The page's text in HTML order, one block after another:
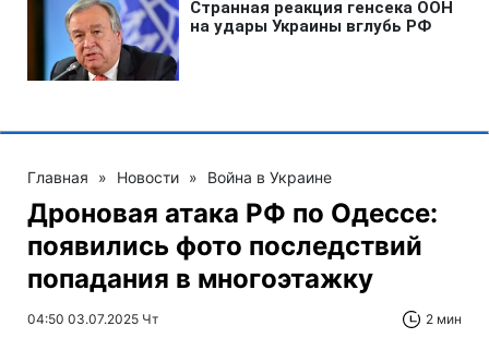
Главная » Новости » Война в Украине
Дроновая атака РФ по Одессе:
появились фото последствий
попадания в многоэтажку
04:50 03.07.2025 Чт 2 мин